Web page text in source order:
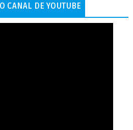
CANAL DE YOUTUBE